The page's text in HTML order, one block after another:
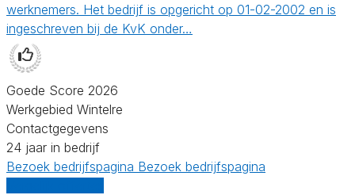
werknemers. Het bedrijf is opgericht op 01-02-2002 en is
ingeschreven bij de KvK onder…
Goede Score 2026
Werkgebied Wintelre
Contactgegevens
24 jaar in bedrijf
Bezoek bedrijfspagina Bezoek bedrijfspagina